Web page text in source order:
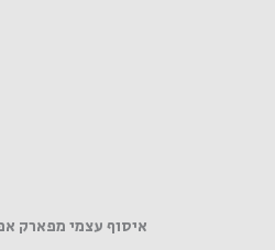
איסוף עצמי מפארק